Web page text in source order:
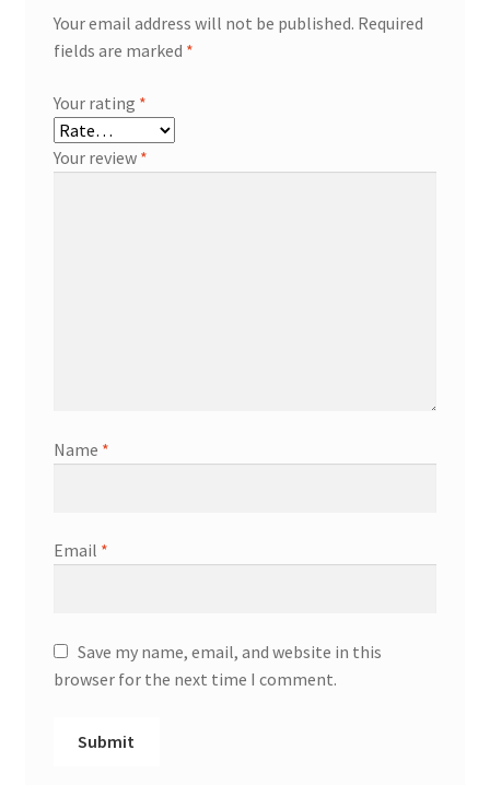
Your email address will not be published. Required
fields are marked *
Your rating *
Your review *
Name *
Email *
Save my name, email, and website in this
browser for the next time I comment.